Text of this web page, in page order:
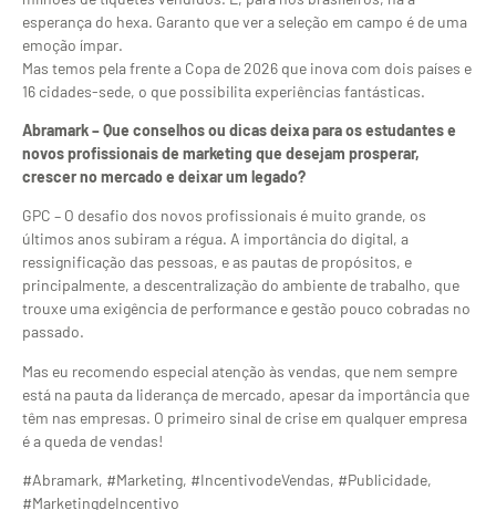
esperança do hexa. Garanto que ver a seleção em campo é de uma
emoção ímpar.
Mas temos pela frente a Copa de 2026 que inova com dois países e
16 cidades-sede, o que possibilita experiências fantásticas.
Abramark – Que conselhos ou dicas deixa para os estudantes e
novos profissionais de marketing que desejam prosperar,
crescer no mercado e deixar um legado?
GPC – O desafio dos novos profissionais é muito grande, os
últimos anos subiram a régua. A importância do digital, a
ressignificação das pessoas, e as pautas de propósitos, e
principalmente, a descentralização do ambiente de trabalho, que
trouxe uma exigência de performance e gestão pouco cobradas no
passado.
Mas eu recomendo especial atenção às vendas, que nem sempre
está na pauta da liderança de mercado, apesar da importância que
têm nas empresas. O primeiro sinal de crise em qualquer empresa
é a queda de vendas!
#Abramark, #Marketing, #IncentivodeVendas, #Publicidade,
#MarketingdeIncentivo